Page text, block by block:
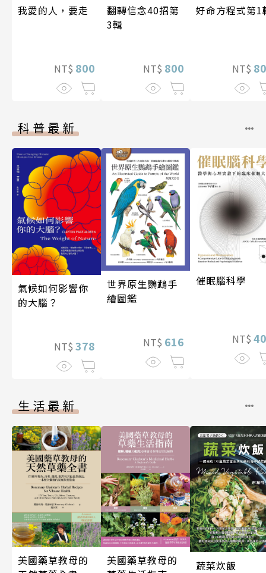
我愛的人，要走
NT$ 800
翻轉信念40招第
3輯
NT$ 800
好命方程式第1
NT$
科普最新
氣候如何影響你
的大腦？
NT$ 378
世界原生鸚鵡手
繪圖鑑
NT$ 616
催眠腦科學
NT$
生活最新
美國藥草教母的
美國藥草教母的
蔬菜炊飯